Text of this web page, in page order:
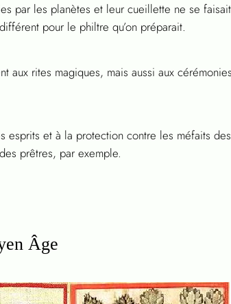
par les planètes et leur cueillette ne se
pour le philtre qu’on préparait.
aux rites magiques, mais aussi aux
et à la protection contre les méfaits
prêtres, par exemple.
Âge